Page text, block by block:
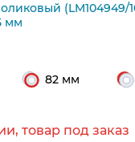
(LM104949/
мм
82 мм
товар под заказ